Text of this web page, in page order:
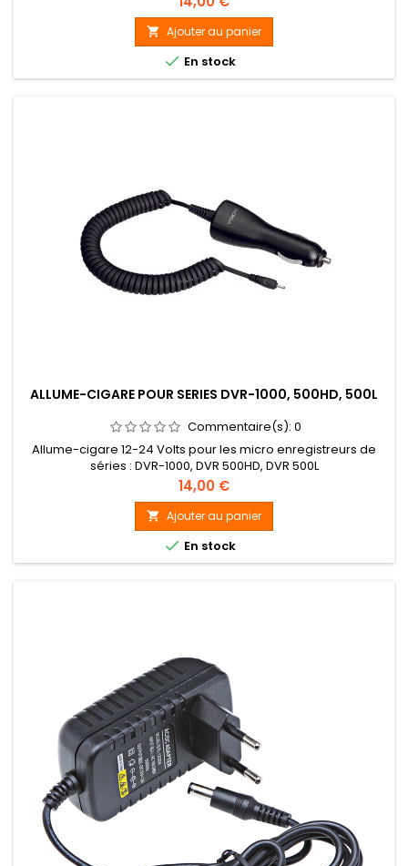
 Ajouter au panier
 En stock
ALLUME-CIGARE POUR SERIES DVR-1000, 500HD, 500L
Commentaire(s): 0
Allume-cigare 12-24 Volts pour les micro enregistreurs de
séries : DVR-1000, DVR 500HD, DVR 500L
Prix
14,00 €
 Ajouter au panier
 En stock